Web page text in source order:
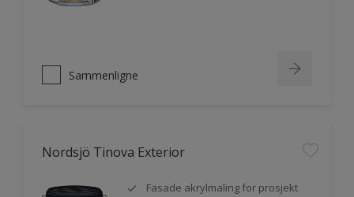
Sammenligne
Nordsjö Tinova Exterior
Fasade akrylmaling for prosjekt